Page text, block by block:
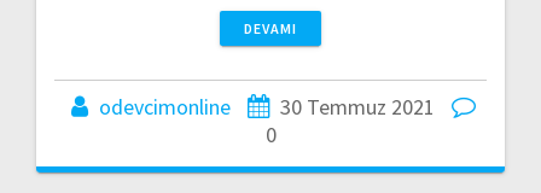
DEVAMI
odevcimonline
30 Temmuz 2021
0